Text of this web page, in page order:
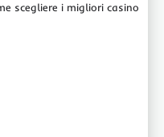
scegliere i migliori casino